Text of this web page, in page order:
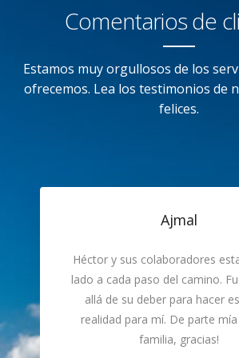
Comentarios de
Estamos muy orgullosos de los
ofrecemos. Lea los testimonios de
felices.
Ajmal
Héctor y sus colaboradores
lado a cada paso del camino.
allá de su deber para hacer
realidad para mí. De parte
familia, gracias!